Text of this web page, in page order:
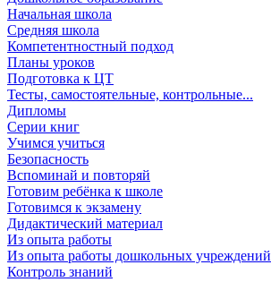
Начальная школа
Средняя школа
Компетентностный подход
Планы уроков
Подготовка к ЦТ
Тесты, самостоятельные, контрольные...
Дипломы
Серии книг
Учимся учиться
Безопасность
Вспоминай и повторяй
Готовим ребёнка к школе
Готовимся к экзамену
Дидактический материал
Из опыта работы
Из опыта работы дошкольных учреждений
Контроль знаний